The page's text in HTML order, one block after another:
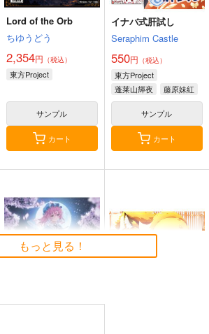
Lord of the Orb
ちゆうどう
2,354円 （税込）
東方Project
サンプル
カート
イナバ式肝試し
Seraphim Castle
550円 （税込）
東方Project
蓬莱山輝夜
藤原妹紅
サンプル
カート
もっと見る！